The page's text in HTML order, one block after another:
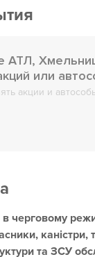
АТЛ,
или
акции и
каністри,
та ЗСУ